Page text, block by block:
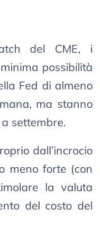
del CME, i
possibilità
Fed di almeno
ma stanno
settembre.
dall’incrocio
meno forte (con
la valuta
del costo del